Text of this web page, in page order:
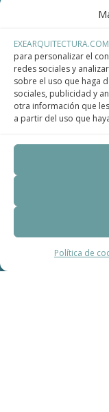
EXEARQUITECTURA.COM
para personalizar el
redes sociales y
sobre el uso que haga
sociales, publicidad y
otra información que
a partir del uso que
Política de